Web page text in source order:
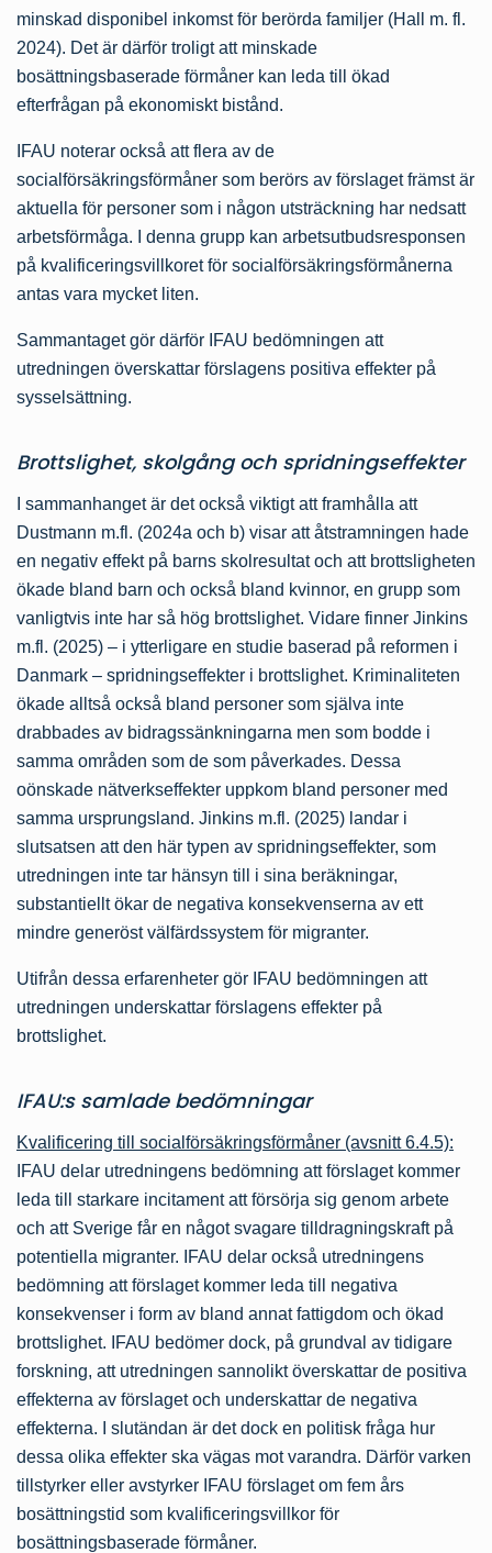
minskad disponibel inkomst för berörda familjer (Hall m. fl.
2024). Det är därför troligt att minskade
bosättningsbaserade förmåner kan leda till ökad
efterfrågan på ekonomiskt bistånd.
IFAU noterar också att flera av de
socialförsäkringsförmåner som berörs av förslaget främst är
aktuella för personer som i någon utsträckning har nedsatt
arbetsförmåga. I denna grupp kan arbetsutbudsresponsen
på kvalificerings­villkoret för socialförsäkringsförmånerna
antas vara mycket liten.
Sammantaget gör därför IFAU bedömningen att
utredningen överskattar förslagens positiva effekter på
sysselsättning.
Brottslighet, skolgång och spridningseffekter
I sammanhanget är det också viktigt att framhålla att
Dustmann m.fl. (2024a och b) visar att åtstramningen hade
en negativ effekt på barns skolresultat och att brottsligheten
ökade bland barn och också bland kvinnor, en grupp som
vanligtvis inte har så hög brottslighet. Vidare finner Jinkins
m.fl. (2025) – i ytterligare en studie baserad på reformen i
Danmark – spridningseffekter i brottslighet. Kriminaliteten
ökade alltså också bland personer som själva inte
drabbades av bidragssänkningarna men som bodde i
samma områden som de som påverkades. Dessa
oönskade nätverkseffekter uppkom bland personer med
samma ursprungsland. Jinkins m.fl. (2025) landar i
slutsatsen att den här typen av spridningseffekter, som
utredningen inte tar hänsyn till i sina beräkningar,
substantiellt ökar de negativa konsekvenserna av ett
mindre generöst välfärdssystem för migranter.
Utifrån dessa erfarenheter gör IFAU bedömningen att
utredningen underskattar förslagens effekter på
brottslighet.
IFAU:s samlade bedömningar
Kvalificering till socialförsäkringsförmåner (avsnitt 6.4.5):
IFAU delar utredningens bedömning att förslaget kommer
leda till starkare incitament att försörja sig genom arbete
och att Sverige får en något svagare tilldragningskraft på
potentiella migranter. IFAU delar också utredningens
bedömning att förslaget kommer leda till negativa
konsekvenser i form av bland annat fattigdom och ökad
brottslighet. IFAU bedömer dock, på grundval av tidigare
forskning, att utredningen sannolikt överskattar de positiva
effekterna av förslaget och underskattar de negativa
effekterna. I slutändan är det dock en politisk fråga hur
dessa olika effekter ska vägas mot varandra. Därför varken
tillstyrker eller avstyrker IFAU förslaget om fem års
bosättningstid som kvalificeringsvillkor för
bosättningsbaserade förmåner.